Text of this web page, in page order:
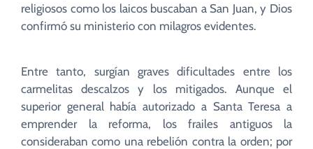
religiosos como los laicos buscaban a San Juan, y Dios
confirmó su ministerio con milagros evidentes.
Entre tanto, surgían graves dificultades entre los
carmelitas descalzos y los mitigados. Aunque el
superior general había autorizado a Santa Teresa a
emprender la reforma, los frailes antiguos la
consideraban como una rebelión contra la orden; por